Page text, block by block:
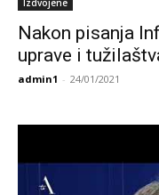
Izdvojene
Nakon pisanja
uprave i
admin1 - 24/01/2021